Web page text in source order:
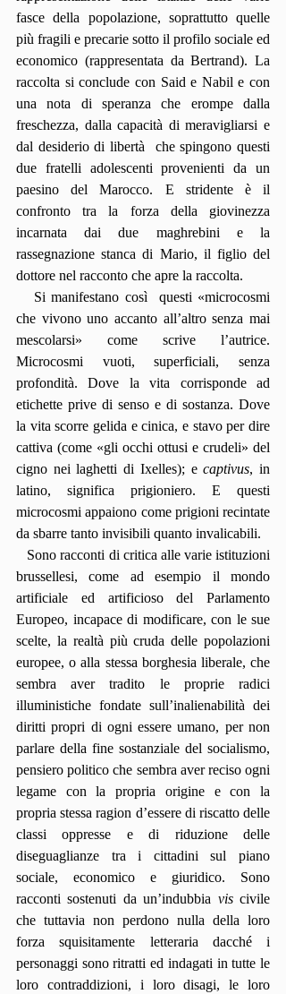
fasce della popolazione, soprattutto quelle
più fragili e precarie sotto il profilo sociale ed
economico (rappresentata da Bertrand). La
raccolta si conclude con Said e Nabil e con
una nota di speranza che erompe dalla
freschezza, dalla capacità di meravigliarsi e
dal desiderio di libertà  che spingono questi
due fratelli adolescenti provenienti da un
paesino del Marocco. E stridente è il
confronto tra la forza della giovinezza
incarnata dai due maghrebini e la
rassegnazione stanca di Mario, il figlio del
dottore nel racconto che apre la raccolta.
Si manifestano così  questi «microcosmi
che vivono uno accanto all’altro senza mai
mescolarsi» come scrive l’autrice.
Microcosmi vuoti, superficiali, senza
profondità. Dove la vita corrisponde ad
etichette prive di senso e di sostanza. Dove
la vita scorre gelida e cinica, e stavo per dire
cattiva (come «gli occhi ottusi e crudeli» del
cigno nei laghetti di Ixelles); e captivus, in
latino, significa prigioniero. E questi
microcosmi appaiono come prigioni recintate
da sbarre tanto invisibili quanto invalicabili.
Sono racconti di critica alle varie istituzioni
brussellesi, come ad esempio il mondo
artificiale ed artificioso del Parlamento
Europeo, incapace di modificare, con le sue
scelte, la realtà più cruda delle popolazioni
europee, o alla stessa borghesia liberale, che
sembra aver tradito le proprie radici
illuministiche fondate sull’inalienabilità dei
diritti propri di ogni essere umano, per non
parlare della fine sostanziale del socialismo,
pensiero politico che sembra aver reciso ogni
legame con la propria origine e con la
propria stessa ragion d’essere di riscatto delle
classi oppresse e di riduzione delle
diseguaglianze tra i cittadini sul piano
sociale, economico e giuridico. Sono
racconti sostenuti da un’indubbia vis civile
che tuttavia non perdono nulla della loro
forza squisitamente letteraria dacché i
personaggi sono ritratti ed indagati in tutte le
loro contraddizioni, i loro disagi, le loro